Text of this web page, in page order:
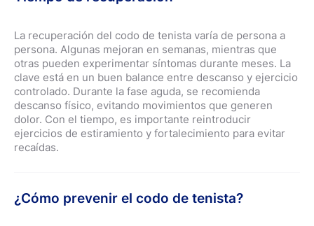
más graves, se pueden emplear aparatos ortopédicos
origen del tendón.
ultrasonido, el láser, la acupuntura o incluso los rayos X.
mediante una técnica conocida como artroscopia. El
tiempo de recuperación tras la cirugía suele ser
relativamente rápido y sencillo.
La recuperación del codo de tenista varía de persona a
persona. Algunas mejoran en semanas, mientras que
otras pueden experimentar síntomas durante meses. La
clave está en un buen balance entre descanso y ejercicio
controlado. Durante la fase aguda, se recomienda
descanso físico, evitando movimientos que generen
dolor. Con el tiempo, es importante reintroducir
ejercicios de estiramiento y fortalecimiento para evitar
recaídas.
¿Cómo prevenir el codo de tenista?